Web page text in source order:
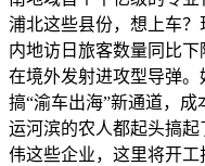
浦北这些县份，想上车
内地访日旅客数量同比
在境外发射进攻型导弹
搞“渝车出海”新通道，成
运河滨的农人都起头搞
伟这些企业，这里将开